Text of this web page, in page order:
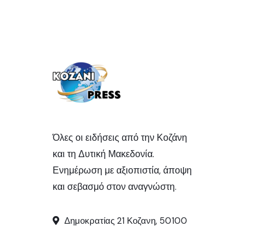
Όλες οι ειδήσεις από την Κοζάνη
και τη Δυτική Μακεδονία.
Ενημέρωση με αξιοπιστία, άποψη
και σεβασμό στον αναγνώστη.
Δημοκρατίας 21 Κοζανη, 50100